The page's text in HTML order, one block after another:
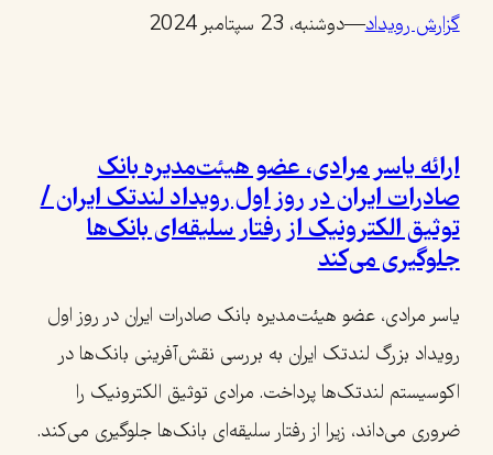
گزارش رویداد—دوشنبه، 23 سپتامبر 2024
ارائه یاسر مرادی، عضو هیئت‌مدیره بانک
صادرات ایران در روز اول رویداد لندتک ایران /
توثیق الکترونیک از رفتار سلیقه‌ای بانک‌ها
جلوگیری می‌کند
یاسر مرادی، عضو هیئت‌مدیره بانک صادرات ایران در روز اول
رویداد بزرگ لندتک ایران به بررسی نقش‌آفرینی بانک‌ها در
اکوسیستم لندتک‌ها پرداخت. مرادی توثیق الکترونیک را
ضروری می‌داند، زیرا از رفتار سلیقه‌ای بانک‌ها جلوگیری می‌کند.